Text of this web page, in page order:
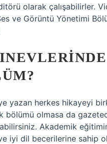
olarak çalışabilirler.
ve Görüntü Yönetimi
yazan herkes hikayeyi
bölümü olmasa da
Akademik
iyi dil becerilerine sahip